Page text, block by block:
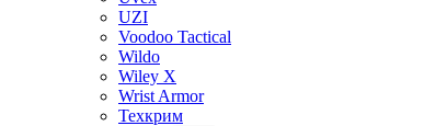
UZI
Voodoo Tactical
Wildo
Wiley X
Wrist Armor
Техкрим